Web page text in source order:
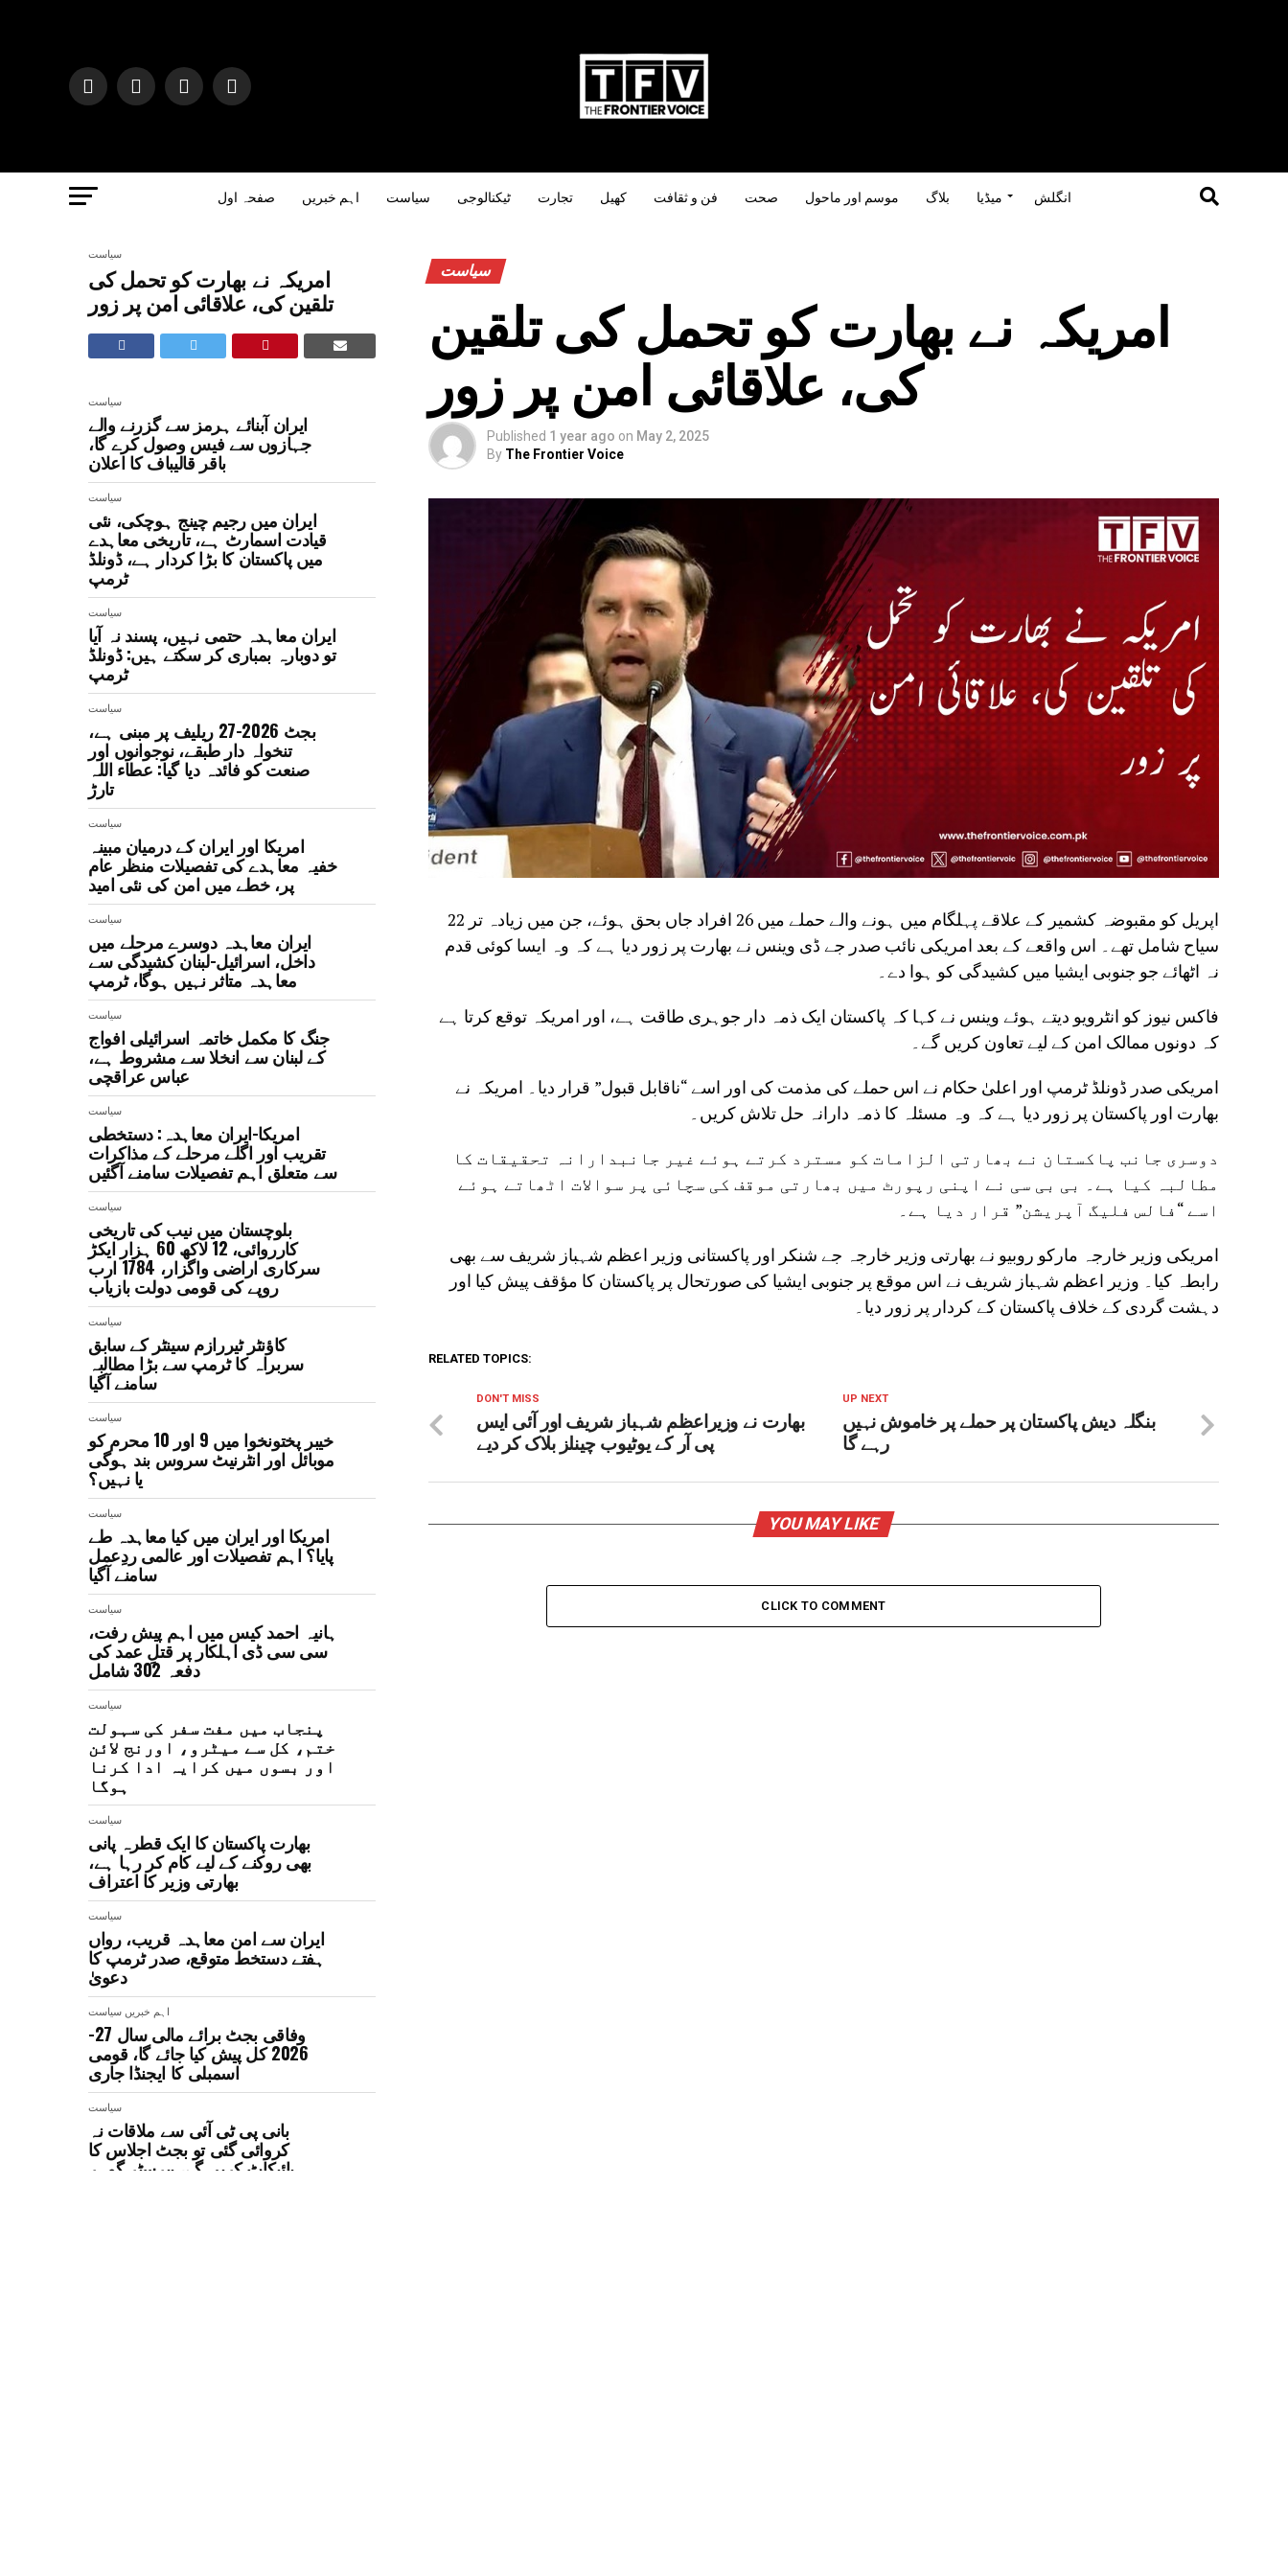
صفحہ اول اہم خبریں سیاست ٹیکنالوجی تجارت کھیل فن و ثقافت صحت موسم اور ماحول بلاگ میڈیا انگلش
سیاست
امریکہ نے بھارت کو تحمل کی
تلقین کی، علاقائی امن پر زور
سیاست
ایران آبنائے ہرمز سے گزرنے والے
جہازوں سے فیس وصول کرے گا،
باقر قالیباف کا اعلان
سیاست
ایران میں رجیم چینج ہوچکی، نئی
قیادت اسمارٹ ہے، تاریخی معاہدے
میں پاکستان کا بڑا کردار ہے، ڈونلڈ
ٹرمپ
سیاست
ایران معاہدہ حتمی نہیں، پسند نہ آیا
تو دوبارہ بمباری کر سکتے ہیں: ڈونلڈ
ٹرمپ
سیاست
بجٹ 2026-27 ریلیف پر مبنی ہے،
تنخواہ دار طبقے، نوجوانوں اور
صنعت کو فائدہ دیا گیا: عطاء اللہ
تارڑ
سیاست
امریکا اور ایران کے درمیان مبینہ
خفیہ معاہدے کی تفصیلات منظر عام
پر، خطے میں امن کی نئی امید
سیاست
ایران معاہدہ دوسرے مرحلے میں
داخل، اسرائیل-لبنان کشیدگی سے
معاہدہ متاثر نہیں ہوگا، ٹرمپ
سیاست
جنگ کا مکمل خاتمہ اسرائیلی افواج
کے لبنان سے انخلا سے مشروط ہے،
عباس عراقچی
سیاست
امریکا-ایران معاہدہ: دستخطی
تقریب اور اگلے مرحلے کے مذاکرات
سے متعلق اہم تفصیلات سامنے آگئیں
سیاست
بلوچستان میں نیب کی تاریخی
کارروائی، 12 لاکھ 60 ہزار ایکڑ
سرکاری اراضی واگزار، 1784 ارب
روپے کی قومی دولت بازیاب
سیاست
کاؤنٹر ٹیررازم سینٹر کے سابق
سربراہ کا ٹرمپ سے بڑا مطالبہ
سامنے آگیا
سیاست
خیبر پختونخوا میں 9 اور 10 محرم کو
موبائل اور انٹرنیٹ سروس بند ہوگی
یا نہیں؟
سیاست
امریکا اور ایران میں کیا معاہدہ طے
پایا؟ اہم تفصیلات اور عالمی ردِعمل
سامنے آگیا
سیاست
ہانیہ احمد کیس میں اہم پیش رفت،
سی سی ڈی اہلکار پر قتلِ عمد کی
دفعہ 302 شامل
سیاست
پنجاب میں مفت سفر کی سہولت
ختم، کل سے میٹرو، اورنج لائن
اور بسوں میں کرایہ ادا کرنا
ہوگا
سیاست
بھارت پاکستان کا ایک قطرہ پانی
بھی روکنے کے لیے کام کر رہا ہے،
بھارتی وزیر کا اعتراف
سیاست
ایران سے امن معاہدہ قریب، رواں
ہفتے دستخط متوقع، صدر ٹرمپ کا
دعویٰ
اہم خبریں سیاست
وفاقی بجٹ برائے مالی سال 27-
2026 کل پیش کیا جائے گا، قومی
اسمبلی کا ایجنڈا جاری
سیاست
بانی پی ٹی آئی سے ملاقات نہ
کروائی گئی تو بجٹ اجلاس کا
بائیکاٹ کریں گے، بیرسٹر گوہر
سیاست
امریکہ نے بھارت کو تحمل کی تلقین
کی، علاقائی امن پر زور
Published 1 year ago on May 2, 2025
By The Frontier Voice
22 اپریل کو مقبوضہ کشمیر کے علاقے پہلگام میں ہونے والے حملے میں 26 افراد جاں بحق ہوئے، جن میں زیادہ تر
سیاح شامل تھے۔ اس واقعے کے بعد امریکی نائب صدر جے ڈی وینس نے بھارت پر زور دیا ہے کہ وہ ایسا کوئی قدم
نہ اٹھائے جو جنوبی ایشیا میں کشیدگی کو ہوا دے۔
فاکس نیوز کو انٹرویو دیتے ہوئے وینس نے کہا کہ پاکستان ایک ذمہ دار جوہری طاقت ہے، اور امریکہ توقع کرتا ہے
کہ دونوں ممالک امن کے لیے تعاون کریں گے۔
امریکی صدر ڈونلڈ ٹرمپ اور اعلیٰ حکام نے اس حملے کی مذمت کی اور اسے “ناقابل قبول” قرار دیا۔ امریکہ نے
بھارت اور پاکستان پر زور دیا ہے کہ وہ مسئلہ کا ذمہ دارانہ حل تلاش کریں۔
دوسری جانب پاکستان نے بھارتی الزامات کو مسترد کرتے ہوئے غیر جانبدارانہ تحقیقات کا
مطالبہ کیا ہے۔ بی بی سی نے اپنی رپورٹ میں بھارتی موقف کی سچائی پر سوالات اٹھاتے ہوئے
اسے “فالس فلیگ آپریشن” قرار دیا ہے۔
امریکی وزیر خارجہ مارکو روبیو نے بھارتی وزیر خارجہ جے شنکر اور پاکستانی وزیر اعظم شہباز شریف سے بھی
رابطہ کیا۔ وزیر اعظم شہباز شریف نے اس موقع پر جنوبی ایشیا کی صورتحال پر پاکستان کا مؤقف پیش کیا اور
دہشت گردی کے خلاف پاکستان کے کردار پر زور دیا۔
RELATED TOPICS:
UP NEXT
بنگلہ دیش پاکستان پر حملے پر خاموش نہیں
رہے گا
DON'T MISS
بھارت نے وزیراعظم شہباز شریف اور آئی ایس
پی آر کے یوٹیوب چینلز بلاک کر دیے
YOU MAY LIKE
CLICK TO COMMENT